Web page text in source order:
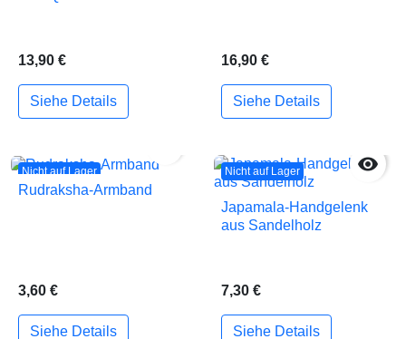
13,90 €
Siehe Details
16,90 €
Siehe Details
Nicht auf Lager
Rudraksha-Armband
3,60 €
Siehe Details
Nicht auf Lager 
Japamala-Handgelenk
aus Sandelholz
7,30 €
Siehe Details